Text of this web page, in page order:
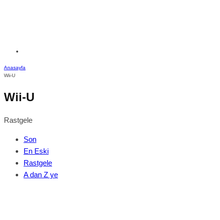
Anasayfa
Wii-U
Wii-U
Rastgele
Son
En Eski
Rastgele
A dan Z ye